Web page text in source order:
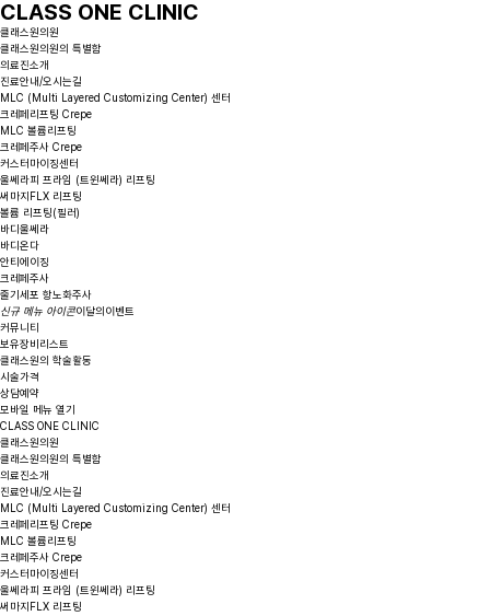
CLASS ONE CLINIC
클래스원의원
클래스원의원의 특별함
의료진소개
진료안내/오시는길
MLC (Multi Layered Customizing Center) 센터
크레페리프팅 Crepe
MLC 볼륨리프팅
크레페주사 Crepe
커스터마이징센터
울쎄라피 프라임 (트윈쎄라) 리프팅
써마지FLX 리프팅
볼륨 리프팅(필러)
바디울쎄라
바디온다
안티에이징
크레페주사
줄기세포 항노화주사
신규 메뉴 아이콘이달의이벤트
커뮤니티
보유장비리스트
클래스원의 학술활동
시술가격
상담예약
모바일 메뉴 열기
CLASS ONE CLINIC
클래스원의원
클래스원의원의 특별함
의료진소개
진료안내/오시는길
MLC (Multi Layered Customizing Center) 센터
크레페리프팅 Crepe
MLC 볼륨리프팅
크레페주사 Crepe
커스터마이징센터
울쎄라피 프라임 (트윈쎄라) 리프팅
써마지FLX 리프팅